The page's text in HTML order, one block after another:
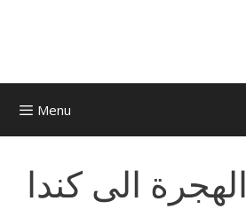
Menu
الهجرة الى كندا